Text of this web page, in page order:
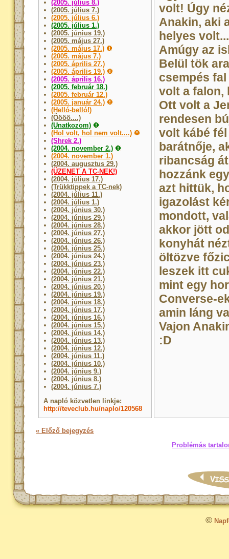
(2005. július 8.)
(2005. július 7.)
(2005. július 6.)
(2005. július 1.)
(2005. június 19.)
(2005. május 27.)
(2005. május 17.)
(2005. május 7.)
(2005. április 27.)
(2005. április 19.)
(2005. április 16.)
(2005. február 18.)
(2005. február 12.)
(2005. január 24.)
(Helló-belló!)
(Öööö....)
(Unatkozom)
(Hol volt, hol nem volt....)
(Shrek 2.)
(2004. november 2.)
(2004. november 1.)
(2004. augusztus 29.)
(ÜZENET A TC-NEK!)
(2004. július 17.)
(Trükktippek a TC-nek)
(2004. július 11.)
(2004. július 1.)
(2004. június 30.)
(2004. június 29.)
(2004. június 28.)
(2004. június 27.)
(2004. június 26.)
(2004. június 25.)
(2004. június 24.)
(2004. június 23.)
(2004. június 22.)
(2004. június 21.)
(2004. június 20.)
(2004. június 19.)
(2004. június 18.)
(2004. június 17.)
(2004. június 16.)
(2004. június 15.)
(2004. június 14.)
(2004. június 13.)
(2004. június 12.)
(2004. június 11.)
(2004. június 10.)
(2004. június 9.)
(2004. június 8.)
(2004. június 7.)
A napló közvetlen linkje:
http://teveclub.hu/naplo/120568
volt! Úgy
Anakin, aki
helyes
Amúgy az
Belül tök
csempés
volt a falon,
Ott volt a
rendesen
volt kábé
barátnője,
ribancság
hozzánk
azt hittük,
igazolást
mondott,
akkor jött
konyhát
öltözve
leszek itt
mint egy
Converse-
amin láng
Vajon
:D
« Előző bejegyzés
Problémás
©